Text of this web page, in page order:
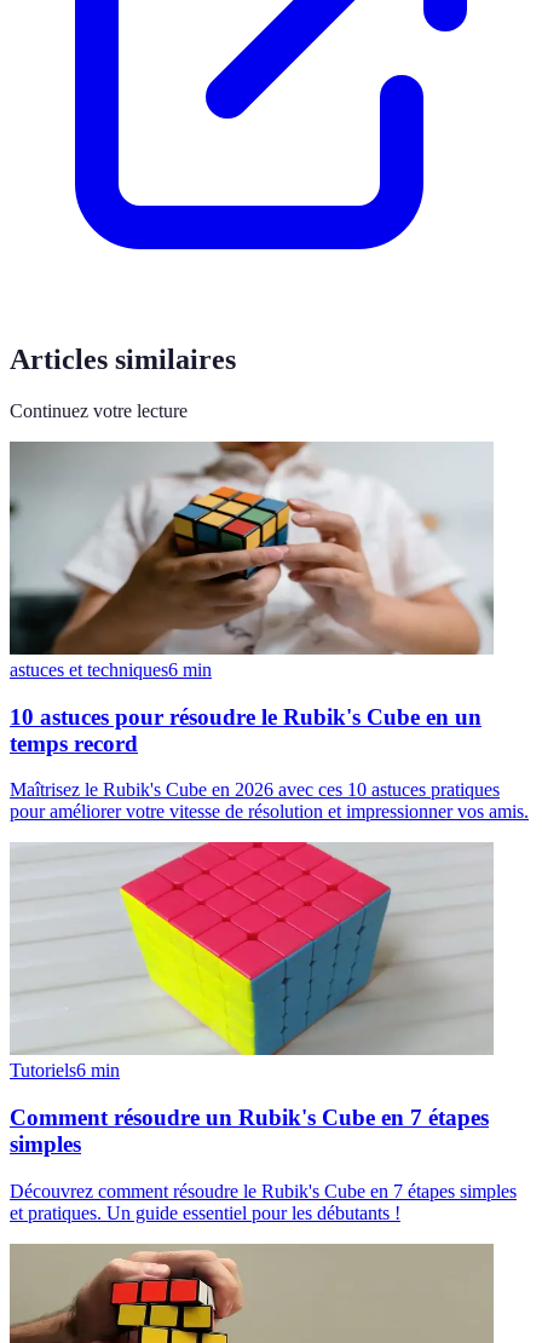
Articles similaires
Continuez votre lecture
astuces et techniques6 min
10 astuces pour résoudre le Rubik's Cube en un
temps record
Maîtrisez le Rubik's Cube en 2026 avec ces 10 astuces pratiques
pour améliorer votre vitesse de résolution et impressionner vos amis.
Tutoriels6 min
Comment résoudre un Rubik's Cube en 7 étapes
simples
Découvrez comment résoudre le Rubik's Cube en 7 étapes simples
et pratiques. Un guide essentiel pour les débutants !